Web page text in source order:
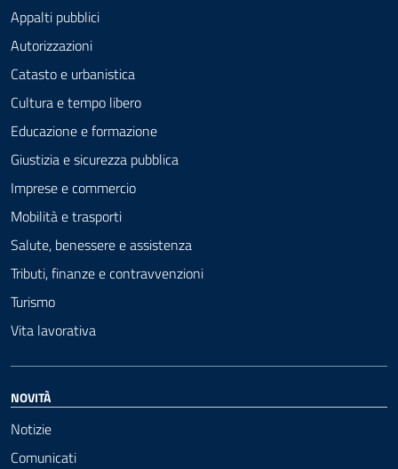
Appalti pubblici
Autorizzazioni
Catasto e urbanistica
Cultura e tempo libero
Educazione e formazione
Giustizia e sicurezza pubblica
Imprese e commercio
Mobilità e trasporti
Salute, benessere e assistenza
Tributi, finanze e contravvenzioni
Turismo
Vita lavorativa
NOVITÀ
Notizie
Comunicati